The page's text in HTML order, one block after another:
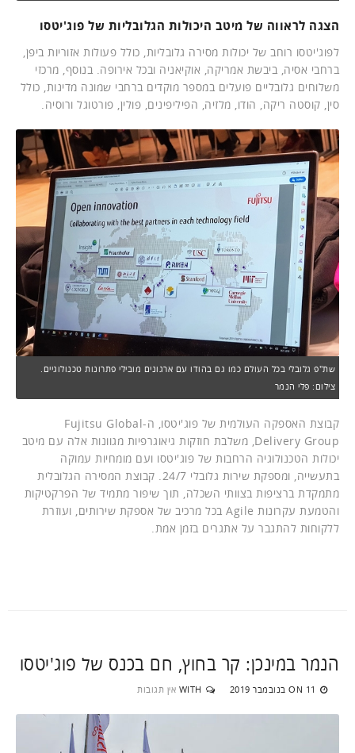
הצגה לראווה של מיטב היכולות הגלובליות של פוג'יטסו
לפוג'יטסו רוחב של יכולות מסירה גלובליות, כולל פעולות אזוריות ביפן,
ברחבי אסיה, ביבשת אמריקה, אוקיאניה ובכל אירופה. בנוסף, מרכזי
משלוחים גלובליים פועלים במספר מוקדים ברחבי שמונה מדינות, כולל
סין, קוסטה ריקה, הודו, מלזיה, הפיליפינים, פולין, פורטוגל ורוסיה.
שת"פ גלובלי בכל העולם כמו גם בהודו עם ארגונים מובילי פתרונות טכנולוגיים.
צילום: פלי הנמר
קבוצת האספקה העולמית של פוג'יטסו, ה-Fujitsu Global
Delivery Group, משלבת חוזקות גיאוגרפיות מגוונות אלה עם מיטב
יכולות הטכנולוגיה הרחבות של פוג'יטסו ועם מומחיות עמוקה
בתעשייה, ומספקת שירות גלובלי 24/7. קבוצת המסירה הגלובלית
מתמקדת ברציפות בצוותי השכלה, תוך שיפור מתמיד של הפרקטיקות
והטמעת עקרונות Agile בכל מרכיב של אספקת שירותים, ועוזרת
ללקוחות להתגבר על אתגרים בזמן אמת.
הנמר במינכן: קר בחוץ, חם בכנס של פוג'יטסו
ON 11 בנובמבר 2019 WITH אין תגובות